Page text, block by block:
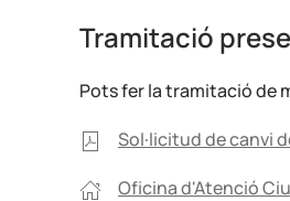
Tramitació
Pots fer la tramitació de
Sol·licitud de canvi
Oficina d'Atenció